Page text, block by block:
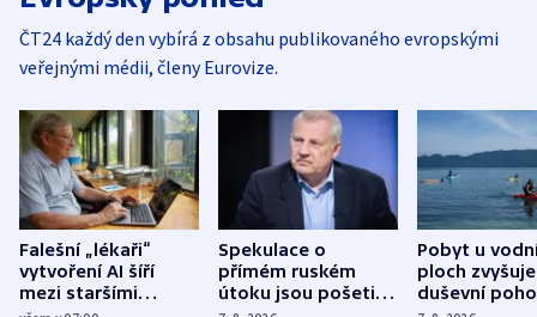
ČT24 každý den vybírá z obsahu publikovaného evropskými
veřejnými médii, členy Eurovize.
Falešní „lékaři“
vytvoření AI šíří
mezi staršími
Spekulace o
přímém ruském
útoku jsou pošetilé,
Pobyt u
ploch zvyšuje
duševní